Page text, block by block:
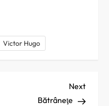
Victor Hugo
Next
Post
Next
Bătrâneţe